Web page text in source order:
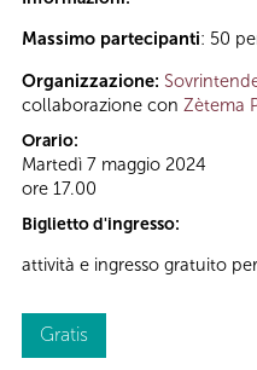
Massimo partecipanti: 50
Organizzazione:
collaborazione con Zètema
Orario:
Martedì 7 maggio 2024
ore 17.00
Biglietto d'ingresso:
attività e ingresso gratuito
Gratis